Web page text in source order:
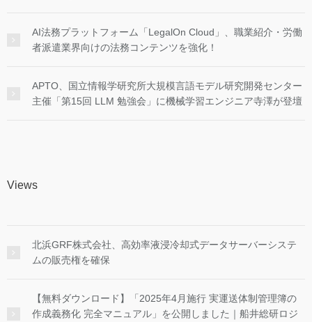
AI法務プラットフォーム「LegalOn Cloud」、職業紹介・労働
者派遣業界向けの法務コンテンツを強化！
APTO、国立情報学研究所大規模言語モデル研究開発センター
主催「第15回 LLM 勉強会」に機械学習エンジニア寺澤が登壇
Views
北浜GRF株式会社、高効率液浸冷却式データサーバーシステ
ムの販売権を確保
【無料ダウンロード】「2025年4月施行 実運送体制管理簿の
作成義務化 完全マニュアル」を公開しました｜船井総研ロジ